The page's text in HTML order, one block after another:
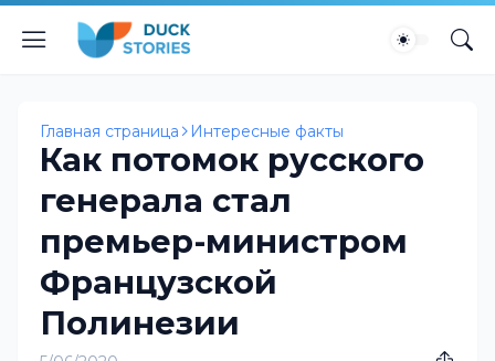
Главная страница Интересные факты
Как потомок русского
генерала стал
премьер-министром
Французской
Полинезии